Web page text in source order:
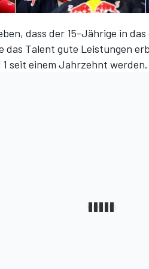
dass der 15-Jährige in
das Talent gute Leistungen
seit einem Jahrzehnt werden.